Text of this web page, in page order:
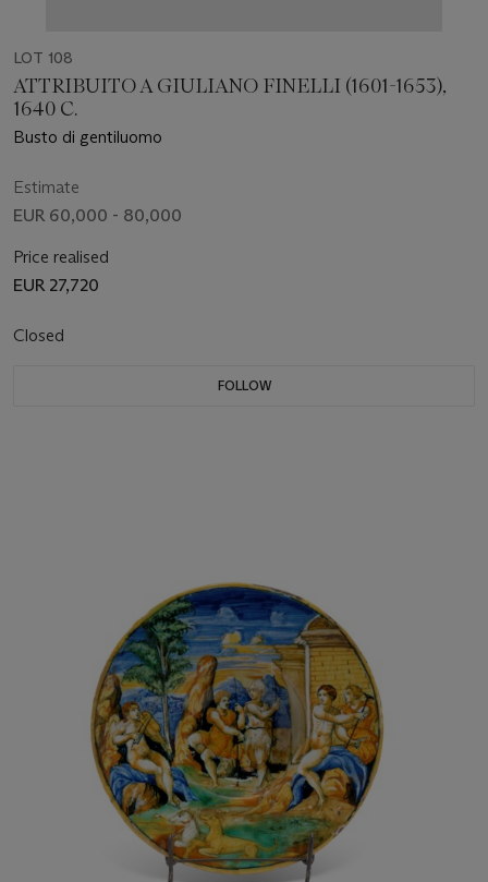
LOT 108
ATTRIBUITO A GIULIANO FINELLI (1601-1653),
1640 C.
Busto di gentiluomo
Estimate
EUR 60,000 - 80,000
Price realised
EUR 27,720
Closed
FOLLOW